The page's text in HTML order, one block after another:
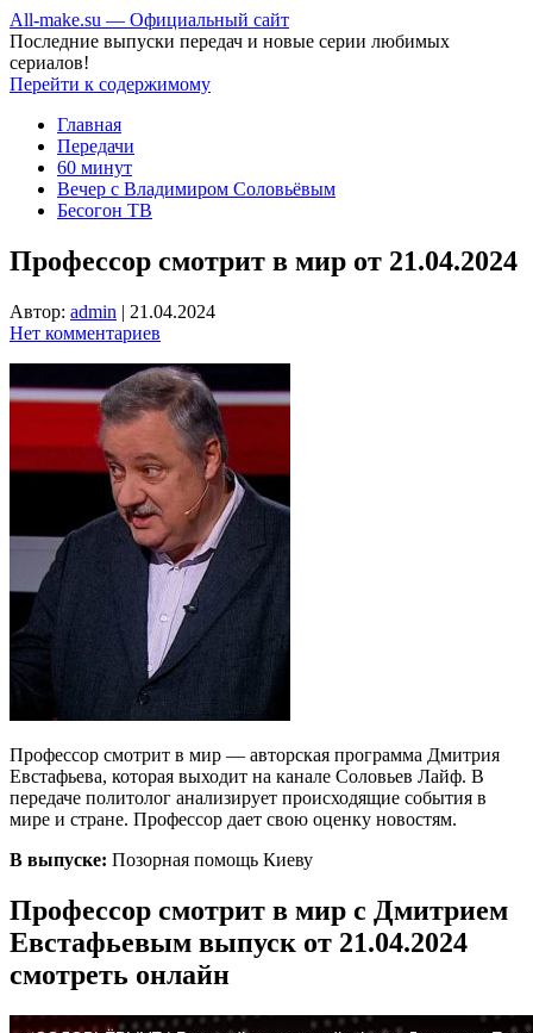
All-make.su — Официальный сайт
Последние выпуски передач и новые серии любимых
сериалов!
Перейти к содержимому
Главная
Передачи
60 минут
Вечер с Владимиром Соловьёвым
Бесогон ТВ
Профессор смотрит в мир от 21.04.2024
Автор: admin | 21.04.2024
Нет комментариев
Профессор смотрит в мир — авторская программа Дмитрия
Евстафьева, которая выходит на канале Соловьев Лайф. В
передаче политолог анализирует происходящие события в
мире и стране. Профессор дает свою оценку новостям.
В выпуске: Позорная помощь Киеву
Профессор смотрит в мир с Дмитрием
Евстафьевым выпуск от 21.04.2024
смотреть онлайн